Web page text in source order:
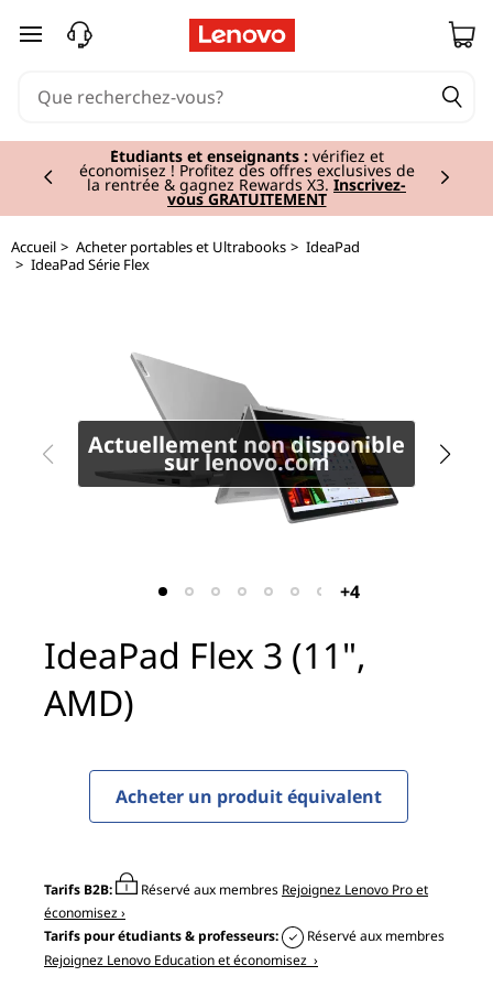
P
a
passer au contenu principal
Étudiants et enseignants :vérifiez et
économisez ! Profitez des offres exclusives de
la rentrée & gagnez Rewards X3. Inscrivez-
vous GRATUITEMENT
Currently displaying item 2 of 3
Accueil > Acheter portables et Ultrabooks > IdeaPad
> IdeaPad Série Flex
Actuellement non disponible
sur lenovo.com
+4
IdeaPad Flex 3 (11",
AMD)
Acheter un produit équivalent
Tarifs B2B: Réservé aux membres Rejoignez Lenovo Pro et
économisez ›
Tarifs pour étudiants & professeurs:
Réservé aux membres
Rejoignez Lenovo Education et économisez ›